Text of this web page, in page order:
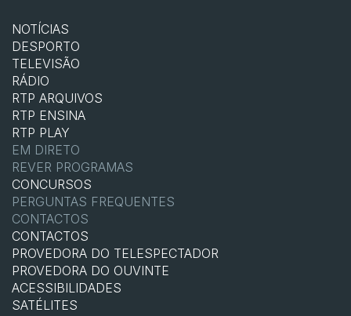
NOTÍCIAS
DESPORTO
TELEVISÃO
RÁDIO
RTP ARQUIVOS
RTP ENSINA
RTP PLAY
EM DIRETO
REVER PROGRAMAS
CONCURSOS
PERGUNTAS FREQUENTES
CONTACTOS
CONTACTOS
PROVEDORA DO TELESPECTADOR
PROVEDORA DO OUVINTE
ACESSIBILIDADES
SATÉLITES